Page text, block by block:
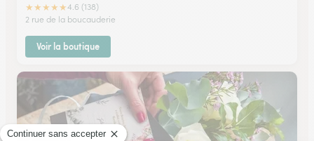
★★★★★4.6 (138)
2 rue de la boucauderie
Voir la boutique